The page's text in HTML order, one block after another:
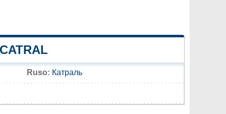
Ruso: Катраль